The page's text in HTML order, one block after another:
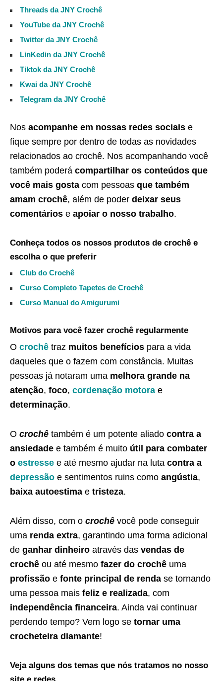
Threads da JNY Crochê
YouTube da JNY Crochê
Twitter da JNY Crochê
LinKedin da JNY Crochê
Tiktok da JNY Crochê
Kwai da JNY Crochê
Telegram da JNY Crochê
Nos acompanhe em nossas redes sociais e
fique sempre por dentro de todas as novidades
relacionados ao crochê. Nos acompanhando você
também poderá compartilhar os conteúdos que
você mais gosta com pessoas que também
amam crochê, além de poder deixar seus
comentários e apoiar o nosso trabalho.
Conheça todos os nossos produtos de crochê e
escolha o que preferir
Club do Crochê
Curso Completo Tapetes de Crochê
Curso Manual do Amigurumi
Motivos para você fazer crochê regularmente
O crochê traz muitos benefícios para a vida
daqueles que o fazem com constância. Muitas
pessoas já notaram uma melhora grande na
atenção, foco, cordenação motora e
determinação.
O crochê também é um potente aliado contra a
ansiedade e também é muito útil para combater
o estresse e até mesmo ajudar na luta contra a
depressão e sentimentos ruins como angústia,
baixa autoestima e tristeza.
Além disso, com o crochê você pode conseguir
uma renda extra, garantindo uma forma adicional
de ganhar dinheiro através das vendas de
crochê ou até mesmo fazer do crochê uma
profissão e fonte principal de renda se tornando
uma pessoa mais feliz e realizada, com
independência financeira. Ainda vai continuar
perdendo tempo? Vem logo se tornar uma
crocheteira diamante!
Veja alguns dos temas que nós tratamos no nosso
site e redes